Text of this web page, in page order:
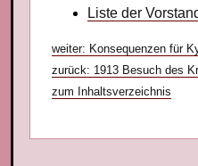
Liste der
weiter: Konsequenzen für
zurück: 1913 Besuch des
zum Inhaltsverzeichnis